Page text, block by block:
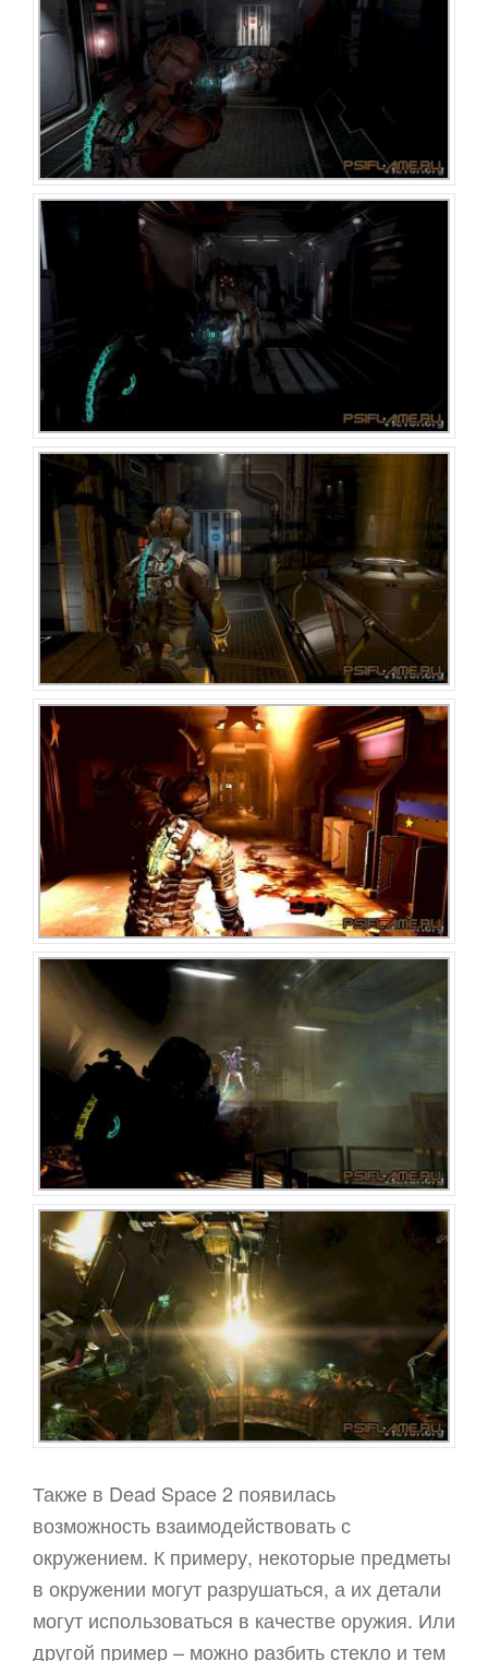
Также в Dead Space 2 появилась
возможность взаимодействовать с
окружением. К примеру, некоторые предметы
в окружении могут разрушаться, а их детали
могут использоваться в качестве оружия. Или
другой пример – можно разбить стекло и тем